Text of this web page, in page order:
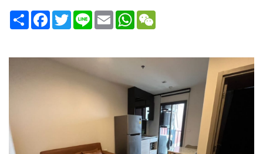
Share FacebookTwitterLine Email WhatsApp